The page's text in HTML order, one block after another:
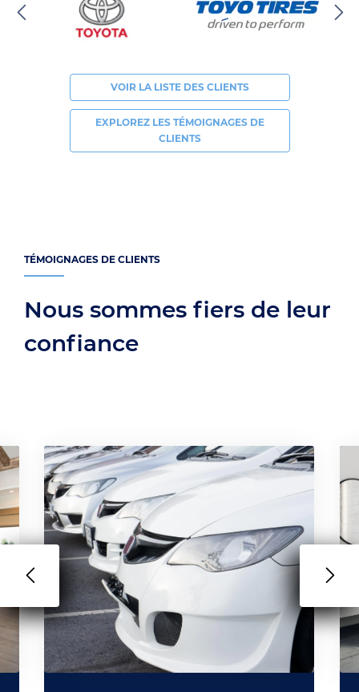
VOIR LA LISTE DES CLIENTS
EXPLOREZ LES TÉMOIGNAGES DE
CLIENTS
TÉMOIGNAGES DE CLIENTS
Nous sommes fiers de leur
confiance